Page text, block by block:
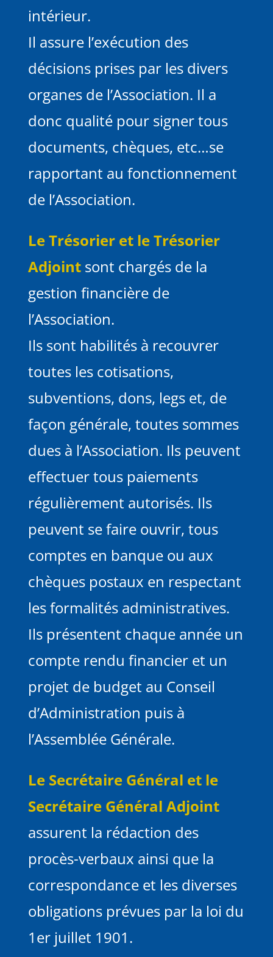
intérieur.
Il assure l’exécution des
décisions prises par les divers
organes de l’Association. Il a
donc qualité pour signer tous
documents, chèques, etc…se
rapportant au fonctionnement
de l’Association.
Le Trésorier et le Trésorier
Adjointsont chargés de la
gestion financière de
l’Association.
Ils sont habilités à recouvrer
toutes les cotisations,
subventions, dons, legs et, de
façon générale, toutes sommes
dues à l’Association. Ils peuvent
effectuer tous paiements
régulièrement autorisés. Ils
peuvent se faire ouvrir, tous
comptes en banque ou aux
chèques postaux en respectant
les formalités administratives.
Ils présentent chaque année un
compte rendu financier et un
projet de budget au Conseil
d’Administration puis à
l’Assemblée Générale.
Le Secrétaire Général et le
Secrétaire Général Adjoint
assurent la rédaction des
procès-verbaux ainsi que la
correspondance et les diverses
obligations prévues par la loi du
1er juillet 1901.